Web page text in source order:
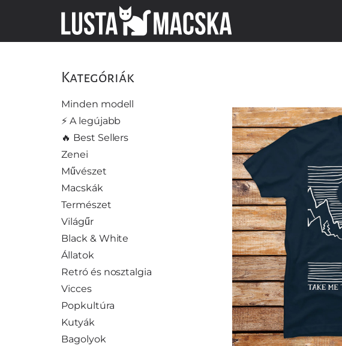
Kategóriák
Minden modell
⚡️ A legújabb
🔥 Best Sellers
Zenei
Művészet
Macskák
Természet
Világűr
Black & White
Állatok
Retró és nosztalgia
Vicces
Popkultúra
Kutyák
Bagolyok